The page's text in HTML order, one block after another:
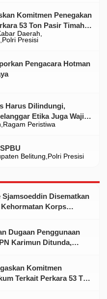
Daerah
Polri Presisi
Komitmen Penegakan
53 Ton Pasir Timah
Pengacara Hotman
Ragam Peristiwa
Harus Dilindungi,
Etika Juga Wajib
Belitung Polri Presisi
Sjamsoeddin Disematkan
Korps
Dugaan Penggunaan
Karimun Ditunda,
Komitmen
Terkait Perkara 53 Ton